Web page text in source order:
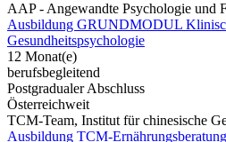
AAP - Angewandte Psychologie und
Ausbildung GRUNDMODUL
Gesundheitspsychologie
12 Monat(e)
berufsbegleitend
Postgradualer Abschluss
Österreichweit
TCM-Team, Institut für chinesische
Ausbildung TCM-Ernährungsberatung